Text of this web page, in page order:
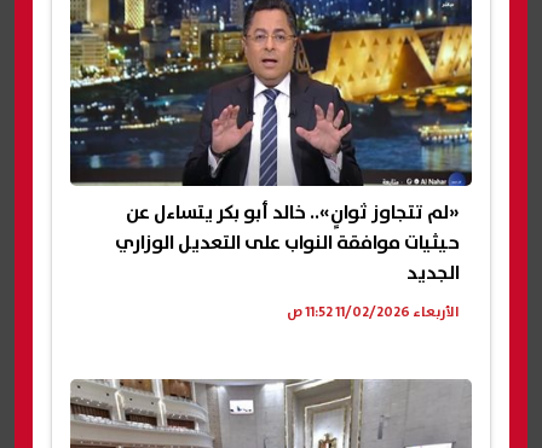
«لم تتجاوز ثوانٍ».. خالد أبو بكر يتساءل عن
حيثيات موافقة النواب على التعديل الوزاري
الجديد
الأربعاء 11/02/2026 11:52 ص